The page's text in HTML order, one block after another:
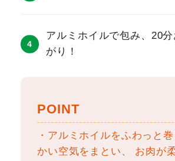
アルミホイルで包み、20
がり！
POINT
・アルミホイルをふわっと
かい空気をまとい、 お肉が